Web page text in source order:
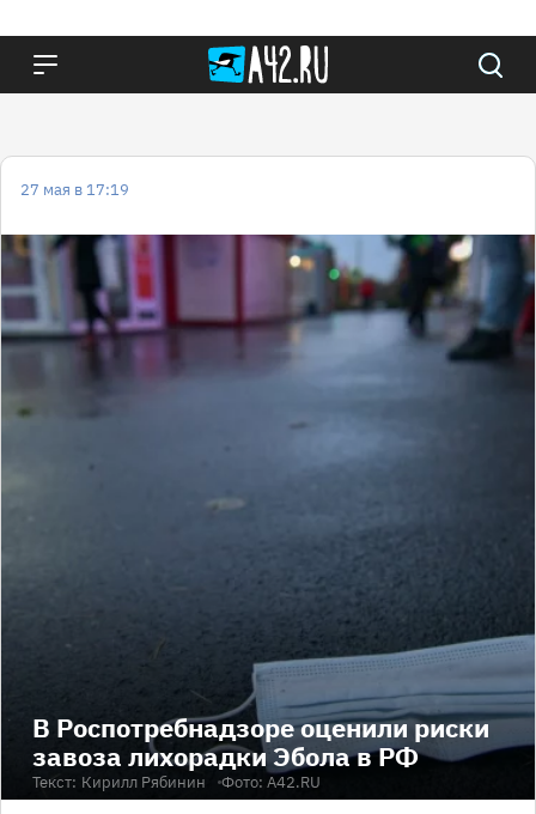
27 мая в 17:19
В Роспотребнадзоре оценили риски
завоза лихорадки Эбола в РФ
Текст: Кирилл Рябинин Фото: А42.RU